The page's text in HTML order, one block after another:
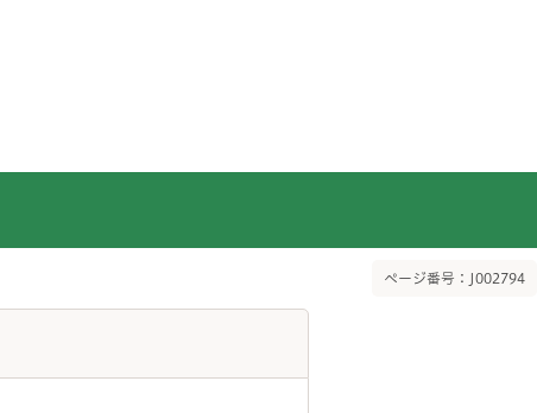
ページ番号：J002794